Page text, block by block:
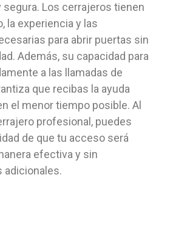
segura. Los cerrajeros tienen
la experiencia y las
para abrir puertas sin
Además, su capacidad para
a las llamadas de
que recibas la ayuda
el menor tiempo posible. Al
profesional, puedes
de que tu acceso será
efectiva y sin
adicionales.